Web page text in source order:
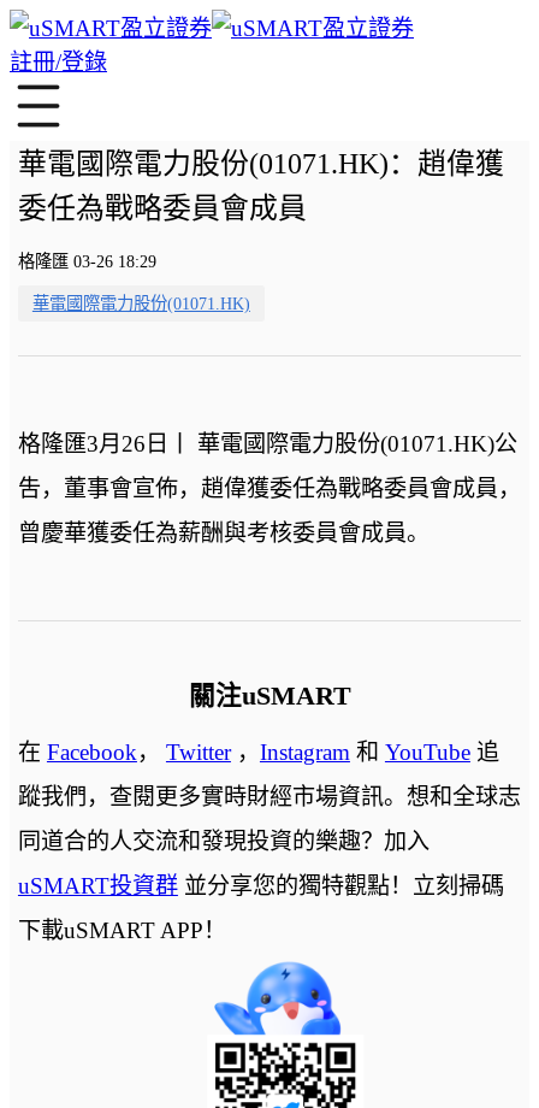
註冊/登錄
華電國際電力股份(01071.HK)：趙偉獲
委任為戰略委員會成員
格隆匯 03-26 18:29
華電國際電力股份(01071.HK)
格隆匯3月26日丨 華電國際電力股份(01071.HK)公
吿， 董事會宣佈，趙偉獲委任為戰略委員會成員，
曾慶華獲委任為薪酬與考核委員會成員。
關注uSMART
在 Facebook， Twitter， Instagram和 YouTube追
蹤我們，查閱更多實時財經市場資訊。想和全球志
同道合的人交流和發現投資的樂趣？加入
uSMART投資群並分享您的獨特觀點！立刻掃碼
下載uSMART APP！